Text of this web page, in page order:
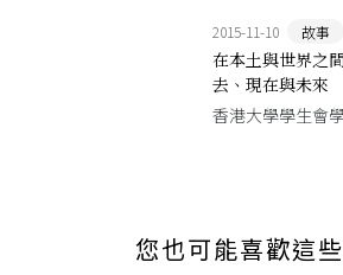
2015-11-10 故事
在本土與世界之
去、現在與未來
香港大學學生會
您也可能喜歡這